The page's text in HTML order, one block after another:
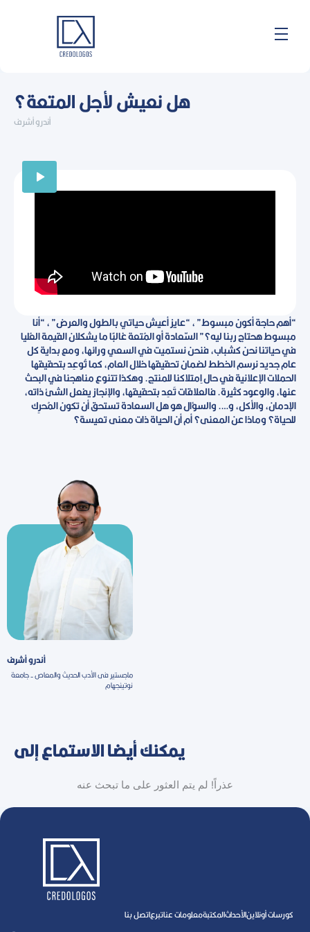
هل نعيش لأجل المتعة؟
أندرو أشرف
“أهم حاجة أكون مبسوط” ، “عايز أعيش حياتي بالطول والعرض” ، “أنا
مبسوط هحتاج ربنا ليه؟” السّعادة أو المُتعة غالبًا ما يشكلان القيمة العُليا
في حياتنا نحن كشباب، فنحن نستميت في السعي ورائها، ومع بداية كل
عام جديد نرسم الخطط لضمان تحقيقها خلال العام، كما تُوعِد بتحقيقها
الحملات الإعلانية في حال اِمتلاكنا للمنتج. وهكذا تتنوع مناهجنا في البحث
عنها، والوعود كثيرة. فالعلاقات تَعِد بتحقيقها، والإنجاز يفعل الشئ ذاته،
الإدمان، والأكل، و…. والسؤال هو هل السعادة تستحق أن تكون المُحرِك
للحياة؟ وماذا عن المعنى؟ أم أن الحياة ذات معنى تعيسة؟
أندرو أشرف
ماجستير فى الأدب الحديث والمعاص - جامعة
نوتينجهام
يمكنك أيضا الاستماع إلى
عذراً! لم يتم العثور على ما تبحث عنه
كورسات أونلايناﻷحداثالمكتبةمعلومات عناتبرعاتصل بنا